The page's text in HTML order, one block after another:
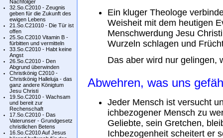
Nachfolger
32.So.C2010 - Zeugnis
geben für die Zukunft des
ewigen Lebens
21.So.C21010 - Die Tür ist
offen
25.So.C2010 Vitamin B -
fürbitten und vermitteln
33.So.C2010 - Habt keine
Angst
26.So.C2010 - Den
Abgrund überwinden
Christkönig C2010 -
Christkönig Halleluja - das
ganz andere Königtum
Jesu Christi
19.So.C2010 - Wachsam
und bereit zur
Rechenschaft
17.So.C2010 - Das
Vaterunser - Grundgesetz
christlichen Betens
16.So.C2010 Auf Jesus
Ein kluger Theologe
Weisheit mit dem heutigen
Menschwerdung Jesu
Wurzeln schlagen und
Das aber wird nur gelingen,
Abwehren, was uns
Jeder Mensch ist versucht
ichbezogener Mensch zu
Geliebte, sein Gretchen,
Ichbezogenheit scheitert er